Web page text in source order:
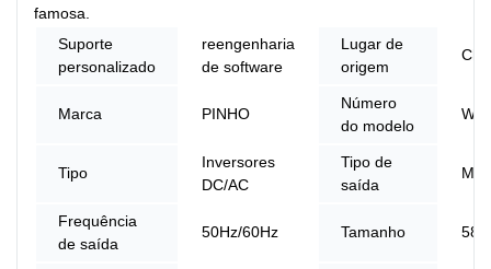
famosa.
Suporte
personalizado
reengenharia
de software
Lugar de
origem
Marca PINHO
Número
do modelo
Tipo
Inversores
DC/AC
Tipo de
saída
Frequência
de saída
50Hz/60Hz Tamanho